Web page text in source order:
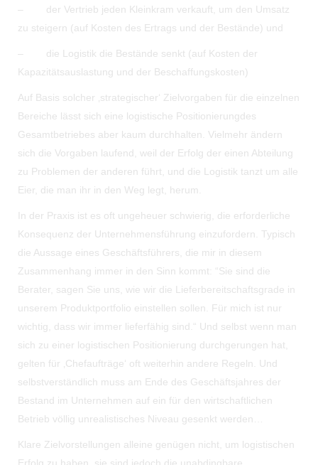
– der Vertrieb jeden Kleinkram verkauft, um den Umsatz
zu steigern (auf Kosten des Ertrags und der Bestände) und
– die Logistik die Bestände senkt (auf Kosten der
Kapazitätsauslastung und der Beschaffungskosten)
Auf Basis solcher ‚strategischer‘ Zielvorgaben für die einzelnen
Bereiche lässt sich eine logistische Positionierungdes
Gesamtbetriebes aber kaum durchhalten. Vielmehr ändern
sich die Vorgaben laufend, weil der Erfolg der einen Abteilung
zu Problemen der anderen führt, und die Logistik tanzt um alle
Eier, die man ihr in den Weg legt, herum.
In der Praxis ist es oft ungeheuer schwierig, die erforderliche
Konsequenz der Unternehmensführung einzufordern. Typisch
die Aussage eines Geschäftsführers, die mir in diesem
Zusammenhang immer in den Sinn kommt: “Sie sind die
Berater, sagen Sie uns, wie wir die Lieferbereitschaftsgrade in
unserem Produktportfolio einstellen sollen. Für mich ist nur
wichtig, dass wir immer lieferfähig sind.“ Und selbst wenn man
sich zu einer logistischen Positionierung durchgerungen hat,
gelten für ‚Chefaufträge‘ oft weiterhin andere Regeln. Und
selbstverständlich muss am Ende des Geschäftsjahres der
Bestand im Unternehmen auf ein für den wirtschaftlichen
Betrieb völlig unrealistisches Niveau gesenkt werden…
Klare Zielvorstellungen alleine genügen nicht, um logistischen
Erfolg zu haben, sie sind jedoch die unabdingbare